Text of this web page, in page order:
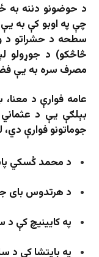
د حوضونو دننه به
چې په اوبو کې به یې
سطحه د حشراتو د
څاڅکو) د جوړولو
مصرف سره به یې
عامه فوارې د
بېلګې یې د
جوماتونو فوارې دي،
د محمد کُسکي
د هرتدوس بای
په کایینیچ کې
په بایتشا کې د